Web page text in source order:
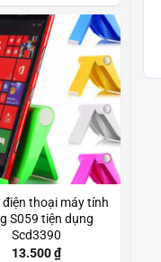
điện thoại máy tính
S059 tiện dụng
Scd3390
13.500₫